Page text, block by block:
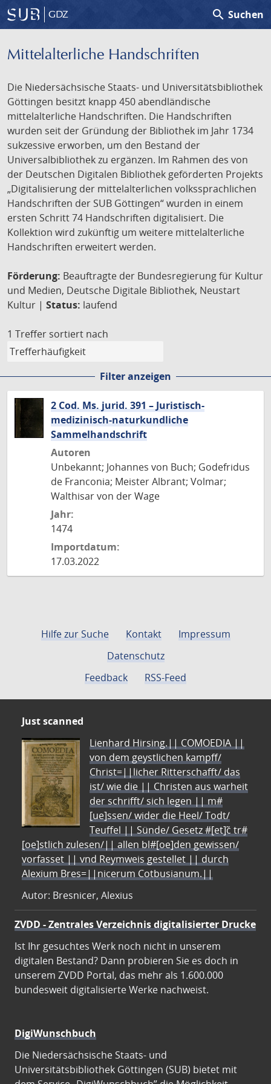
GDZ search Suchen
Mittelalterliche Handschriften
Die Niedersächsische Staats- und Universitätsbibliothek
Göttingen besitzt knapp 450 abendländische
mittelalterliche Handschriften. Die Handschriften
wurden seit der Gründung der Bibliothek im Jahr 1734
sukzessive erworben, um den Bestand der
Universalbibliothek zu ergänzen. Im Rahmen des von
der Deutschen Digitalen Bibliothek geförderten Projekts
„Digitalisierung der mittelalterlichen volkssprachlichen
Handschriften der SUB Göttingen“ wurden in einem
ersten Schritt 74 Handschriften digitalisiert. Die
Kollektion wird zukünftig um weitere mittelalterliche
Handschriften erweitert werden.
Förderung: Beauftragte der Bundesregierung für Kultur
und Medien, Deutsche Digitale Bibliothek, Neustart
Kultur | Status: laufend
1 Treffer sortiert nach
Filter anzeigen
2 Cod. Ms. jurid. 391 – Juristisch-
medizinisch-naturkundliche
Sammelhandschrift
Autoren
Unbekannt; Johannes von Buch; Godefridus
de Franconia; Meister Albrant; Volmar;
Walthisar von der Wage
Jahr:
1474
Importdatum:
17.03.2022
Hilfe zur Suche Kontakt
Impressum
Datenschutz
Feedback
RSS-Feed
Just scanned
Lienhard Hirsing.|| COMOEDIA ||
von dem geystlichen kampff/
Christ=||licher Ritterschafft/ das
ist/ wie die || Christen aus warheit
der schrifft/ sich legen || m#
[ue]ssen/ wider die Heel/ Todt/
Teuffel || Sünde/ Gesetz #[et]c̃ tr#
[oe]stlich zulesen/|| allen bl#[oe]den gewissen/
vorfasset || vnd Reymweis gestellet || durch
Alexium Bres=||nicerum Cotbusianum.||
Autor: Bresnicer, Alexius
ZVDD - Zentrales Verzeichnis digitalisierter Drucke
Ist Ihr gesuchtes Werk noch nicht in unserem
digitalen Bestand? Dann probieren Sie es doch in
unserem ZVDD Portal, das mehr als 1.600.000
bundesweit digitalisierte Werke nachweist.
DigiWunschbuch
Die Niedersächsische Staats- und
Universitätsbibliothek Göttingen (SUB) bietet mit